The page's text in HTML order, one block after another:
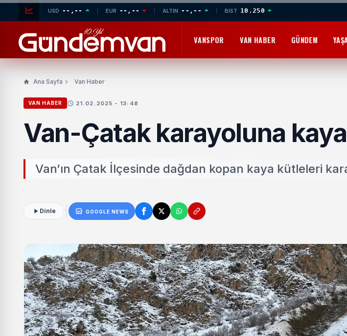
USD --,-- EUR --,-- ALTIN --,-- BIST 10.250
VANSPOR VAN HABER GÜNDEM
Ana Sayfa Van Haber
VAN HABER 21.02.2025 - 13:48
Van-Çatak karayoluna
Van’ın Çatak İlçesinde dağdan kopan kaya kütleleri
Dinle GOOGLE NEWS